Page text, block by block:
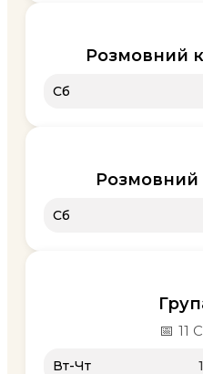
Розмовний
Сб
Розмовний
Сб
📅 11
Вт-Чт